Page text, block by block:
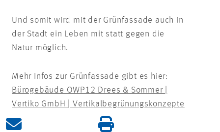
Und somit wird mit der Grünfassade auch in
der Stadt ein Leben mit statt gegen die
Natur möglich.
Mehr Infos zur Grünfassade gibt es hier:
Bürogebäude OWP12 Drees & Sommer |
Vertiko GmbH | Vertikalbegrünungskonzepte